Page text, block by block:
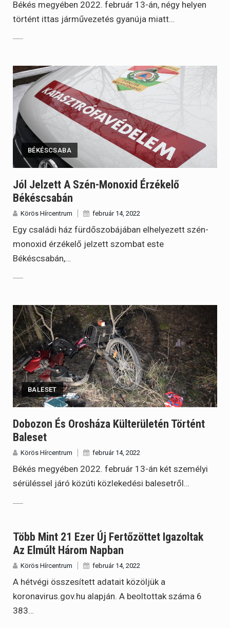
Békés megyében 2022. február 13-án, négy helyen
történt ittas járművezetés gyanúja miatt…
BÉKÉSCSABA
Jól Jelzett A Szén-Monoxid Érzékelő
Békéscsabán
Körös Hírcentrum február 14, 2022
Egy családi ház fürdőszobájában elhelyezett szén-
monoxid érzékelő jelzett szombat este
Békéscsabán,…
BALESET
Dobozon És Orosháza Külterületén Történt
Baleset
Körös Hírcentrum február 14, 2022
Békés megyében 2022. február 13-án két személyi
sérüléssel járó közúti közlekedési balesetről…
Több Mint 21 Ezer Új Fertőzöttet Igazoltak
Az Elmúlt Három Napban
Körös Hírcentrum február 14, 2022
A hétvégi összesített adatait közöljük a
koronavirus.gov.hu alapján. A beoltottak száma 6
383…